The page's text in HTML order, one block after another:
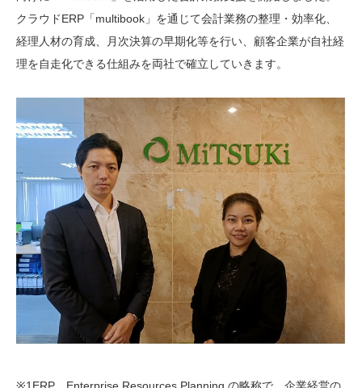
クラウドERP「multibook」を通じて会計業務の整理・効率化、
経理人材の育成、月次決算の早期化等を行い、顧客企業が自社経
理を自走化できる仕組みを両社で確立していきます。